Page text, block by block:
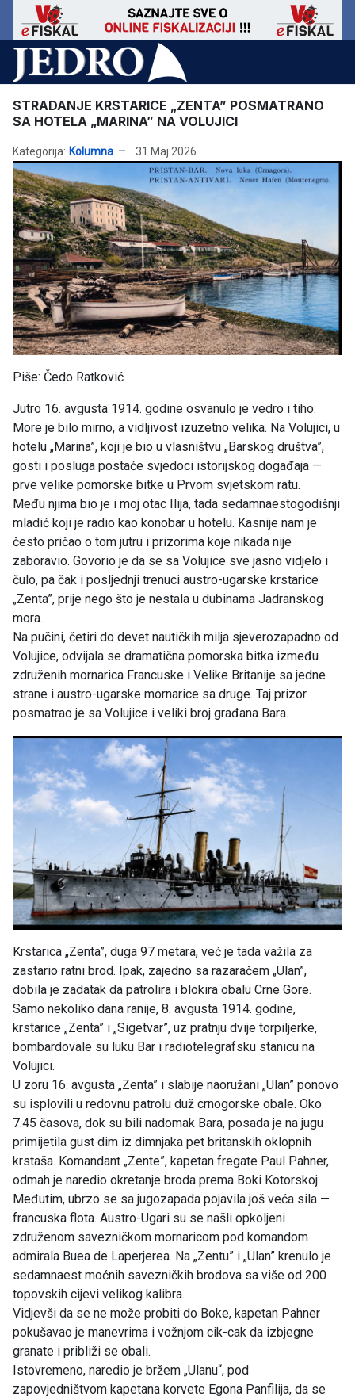
STRADANJE KRSTARICE „ZENTA” POSMATRANO
SA HOTELA „MARINA” NA VOLUJICI
Kategorija: Kolumna 31 Maj 2026
Piše: Čedo Ratković
Jutro 16. avgusta 1914. godine osvanulo je vedro i tiho.
More je bilo mirno, a vidljivost izuzetno velika. Na Volujici, u
hotelu „Marina”, koji je bio u vlasništvu „Barskog društva”,
gosti i posluga postaće svjedoci istorijskog događaja —
prve velike pomorske bitke u Prvom svjetskom ratu.
Među njima bio je i moj otac Ilija, tada sedamnaestogodišnji
mladić koji je radio kao konobar u hotelu. Kasnije nam je
često pričao o tom jutru i prizorima koje nikada nije
zaboravio. Govorio je da se sa Volujice sve jasno vidjelo i
čulo, pa čak i posljednji trenuci austro-ugarske krstarice
„Zenta”, prije nego što je nestala u dubinama Jadranskog
mora.
Na pučini, četiri do devet nautičkih milja sjeverozapadno od
Volujice, odvijala se dramatična pomorska bitka između
združenih mornarica Francuske i Velike Britanije sa jedne
strane i austro-ugarske mornarice sa druge. Taj prizor
posmatrao je sa Volujice i veliki broj građana Bara.
Krstarica „Zenta”, duga 97 metara, već je tada važila za
zastario ratni brod. Ipak, zajedno sa razaračem „Ulan”,
dobila je zadatak da patrolira i blokira obalu Crne Gore.
Samo nekoliko dana ranije, 8. avgusta 1914. godine,
krstarice „Zenta” i „Sigetvar”, uz pratnju dvije torpiljerke,
bombardovale su luku Bar i radiotelegrafsku stanicu na
Volujici.
U zoru 16. avgusta „Zenta” i slabije naoružani „Ulan” ponovo
su isplovili u redovnu patrolu duž crnogorske obale. Oko
7.45 časova, dok su bili nadomak Bara, posada je na jugu
primijetila gust dim iz dimnjaka pet britanskih oklopnih
krstaša. Komandant „Zente”, kapetan fregate Paul Pahner,
odmah je naredio okretanje broda prema Boki Kotorskoj.
Međutim, ubrzo se sa jugozapada pojavila još veća sila —
francuska flota. Austro-Ugari su se našli opkoljeni
združenom savezničkom mornaricom pod komandom
admirala Buea de Laperjerea. Na „Zentu” i „Ulan” krenulo je
sedamnaest moćnih savezničkih brodova sa više od 200
topovskih cijevi velikog kalibra.
Vidjevši da se ne može probiti do Boke, kapetan Pahner
pokušavao je manevrima i vožnjom cik-cak da izbjegne
granate i približi se obali.
Istovremeno, naredio je bržem „Ulanu“, pod
zapovjedništvom kapetana korvete Egona Panfilija, da se